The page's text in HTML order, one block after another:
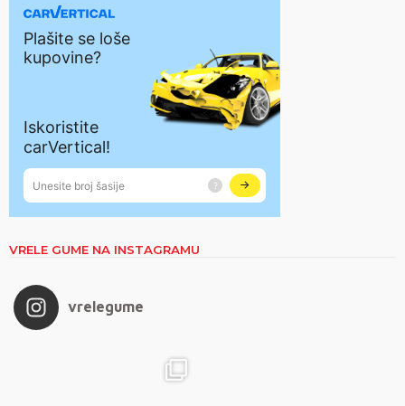
VRELE GUME NA INSTAGRAMU
vrelegume